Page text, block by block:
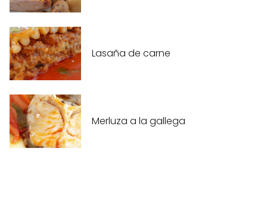
Lasaña de carne
Merluza a la gallega